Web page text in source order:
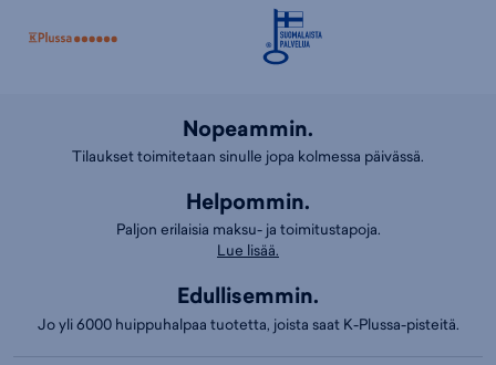
Nopeammin.
Tilaukset toimitetaan sinulle jopa kolmessa päivässä.
Helpommin.
Paljon erilaisia maksu- ja toimitustapoja.
Lue lisää.
Edullisemmin.
Jo yli 6000 huippuhalpaa tuotetta, joista saat K-Plussa-pisteitä.